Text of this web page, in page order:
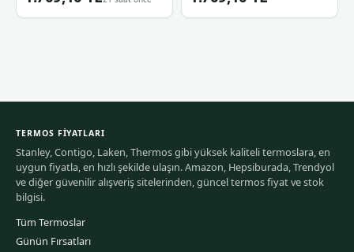
TERMOS FIYATLARI
Stanley, Contigo, Laken, Thermos gibi yüksek kaliteli termoslara, en
uygun fiyatla, en hızlı şekilde ulaşın. Amazon, Hepsiburada, Trendyol
ve diğer güvenilir alışveriş sitelerinden, güncel termos fiyat ve stok
bilgisi.
Tüm Termoslar
Günün Fırsatları